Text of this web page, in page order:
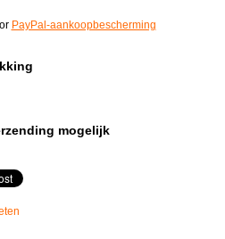
PayPal-aankoopbescherming
mogelijk